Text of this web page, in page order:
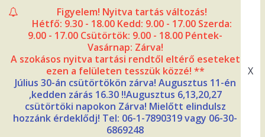
Figyelem! Nyitva tartás változás!
Hétfő: 9.30 - 18.00 Kedd: 9.00 - 17.00 Szerda:
9.00 - 17.00 Csütörtök: 9.00 - 18.00 Péntek-
Vasárnap: Zárva!
A szokásos nyitva tartási rendtől eltérő eseteket
ezen a felületen tesszük közzé! **
Július 30-án csütörtökön zárva! Augusztus 11-én
,kedden zárás 16.30 !!Augusztus 6,13,20,27
csütörtöki napokon Zárva! Mielőtt elindulsz
hozzánk érdeklődj! Tel: 06-1-7890319 vagy 06-30-
6869248
X